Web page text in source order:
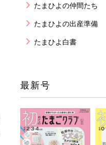
たまひよの仲間たち
たまひよの出産準備
たまひよ白書
最新号